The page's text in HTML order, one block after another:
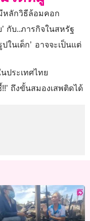
หลักวิธีล้อมคอก
กับ..ภารกิจในสหรัฐ
ในเด็ก’ อาจจะเป็นแต่
ประเทศไทย
ถึงขั้นสมองเสพติดได้